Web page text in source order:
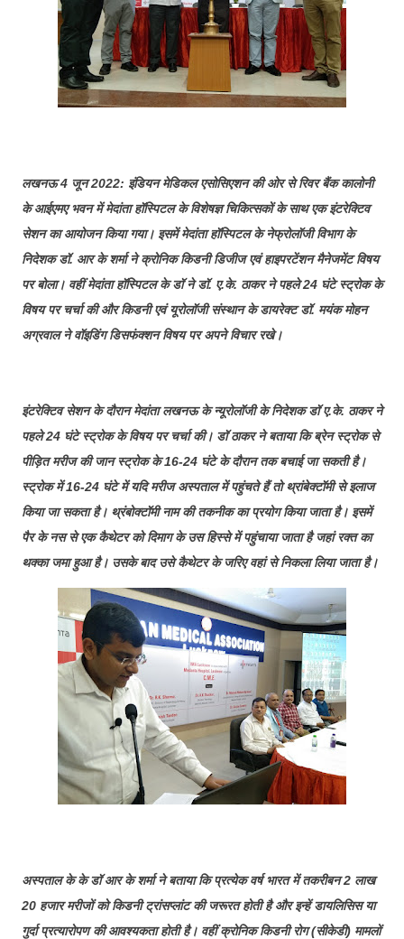
लखनऊ 4 जून 2022: इंडियन मेडिकल एसोसिएशन की ओर से रिवर बैंक कालोनी
के आईएमए भवन में मेदांता हॉस्पिटल के विशेषज्ञ चिकित्सकों के साथ एक इंटरेक्टिव
सेशन का आयोजन किया गया। इसमें मेदांता हॉस्पिटल के नेफ्रोलॉजी विभाग के
निदेशक डॉ. आर के शर्मा ने क्रोनिक किडनी डिजीज एवं हाइपरटेंशन मैनेजमेंट विषय
पर बोला। वहीं मेदांता हॉस्पिटल के डॉ ने डॉ. ए.के. ठाकर ने पहले 24 घंटे स्ट्रोक के
विषय पर चर्चा की और किडनी एवं यूरोलॉजी संस्थान के डायरेक्ट डॉ. मयंक मोहन
अग्रवाल ने वॉइडिंग डिसफंक्शन विषय पर अपने विचार रखे।
इंटरेक्टिव सेशन के दौरान मेदांता लखनऊ के न्यूरोलॉजी के निदेशक डॉ ए.के. ठाकर ने
पहले 24 घंटे स्ट्रोक के विषय पर चर्चा की। डॉ ठाकर ने बताया कि ब्रेन स्ट्रोक से
पीड़ित मरीज की जान स्ट्रोक के 16-24 घंटे के दौरान तक बचाई जा सकती है।
स्ट्रोक में 16-24 घंटे में यदि मरीज अस्पताल में पहुंचते हैं तो थ्रांबेक्टॉमी से इलाज
किया जा सकता है। थ्रंबोक्टॉमी नाम की तकनीक का प्रयोग किया जाता है। इसमें
पैर के नस से एक कैथेटर को दिमाग के उस हिस्से में पहुंचाया जाता है जहां रक्त का
थक्का जमा हुआ है। उसके बाद उसे कैथेटर के जरिए वहां से निकला लिया जाता है।
अस्पताल के के डॉ आर के शर्मा ने बताया कि प्रत्येक वर्ष भारत में तकरीबन 2 लाख
20 हजार मरीजों को किडनी ट्रांसप्लांट की जरूरत होती है और इन्हें डायलिसिस या
गुर्दा प्रत्यारोपण की आवश्यकता होती है। वहीं क्रोनिक किडनी रोग (सीकेडी) मामलों